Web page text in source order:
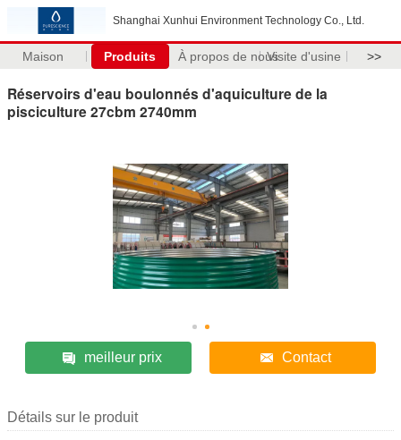
Shanghai Xunhui Environment Technology Co., Ltd.
Maison Produits À propos de nousVisite d'usine >>
Réservoirs d'eau boulonnés d'aquiculture de la
pisciculture 27cbm 2740mm
meilleur prix Contact
Détails sur le produit